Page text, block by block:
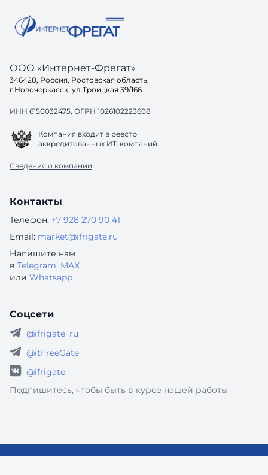
ООО «Интернет-Фрегат»
346428, Россия, Ростовская область,
г.Новочеркасск, ул.Троицкая 39/166
ИНН 6150032475, ОГРН 1026102223608
Компания входит в реестр
аккредитованных ИТ-компаний.
Сведения о компании
Контакты
Телефон: +7 928 270 90 41
Email: market@ifrigate.ru
Напишите нам
в Telegram, MAX
или Whatsapp
Соцсети
@ifrigate_ru
@itFreeGate
@ifrigate
Подпишитесь, чтобы быть в курсе нашей работы